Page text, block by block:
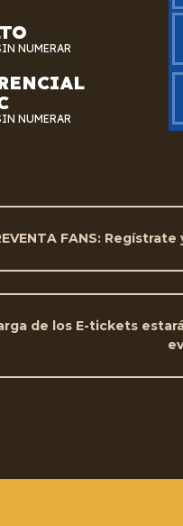
NUMERAR
NUMERAR
FANS:
de los E-tickets